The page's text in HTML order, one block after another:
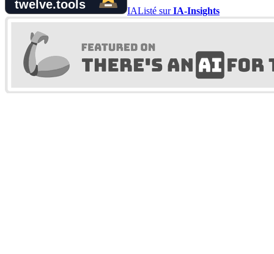
IAListé surIA-Insights